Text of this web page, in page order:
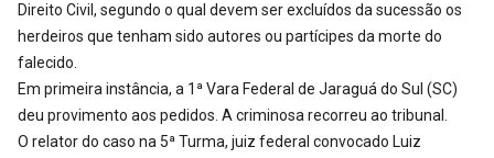
Direito Civil, segundo o qual devem ser excluídos da sucessão os
herdeiros que tenham sido autores ou partícipes da morte do
falecido.
Em primeira instância, a 1ª Vara Federal de Jaraguá do Sul (SC)
deu provimento aos pedidos. A criminosa recorreu ao tribunal.
O relator do caso na 5ª Turma, juiz federal convocado Luiz